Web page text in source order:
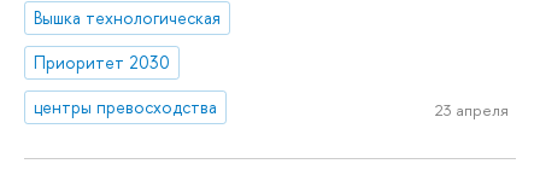
Вышка технологическая
Приоритет 2030
центры превосходства
23 апреля